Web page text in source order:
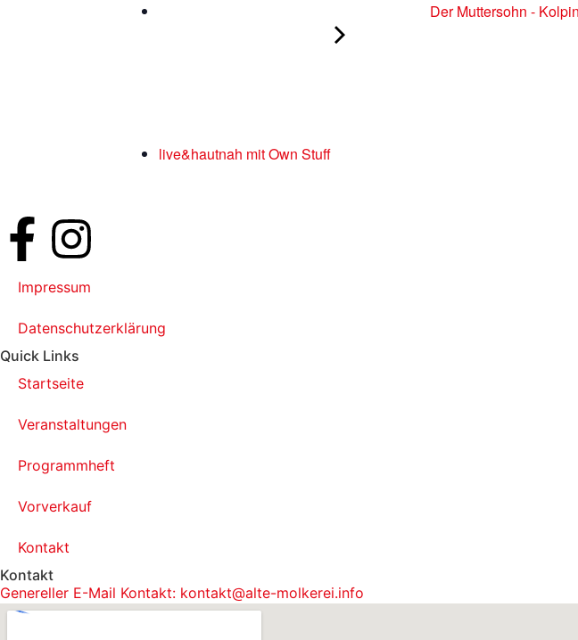
Der Muttersohn -
live&hautnah mit Own Stuff
Impressum
Datenschutzerklärung
Quick Links
Startseite
Veranstaltungen
Programmheft
Vorverkauf
Kontakt
Kontakt
Genereller E-Mail Kontakt: kontakt@alte-molkerei.info